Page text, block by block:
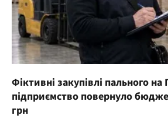
Фіктивні закупівлі пального
підприємство повернуло
грн